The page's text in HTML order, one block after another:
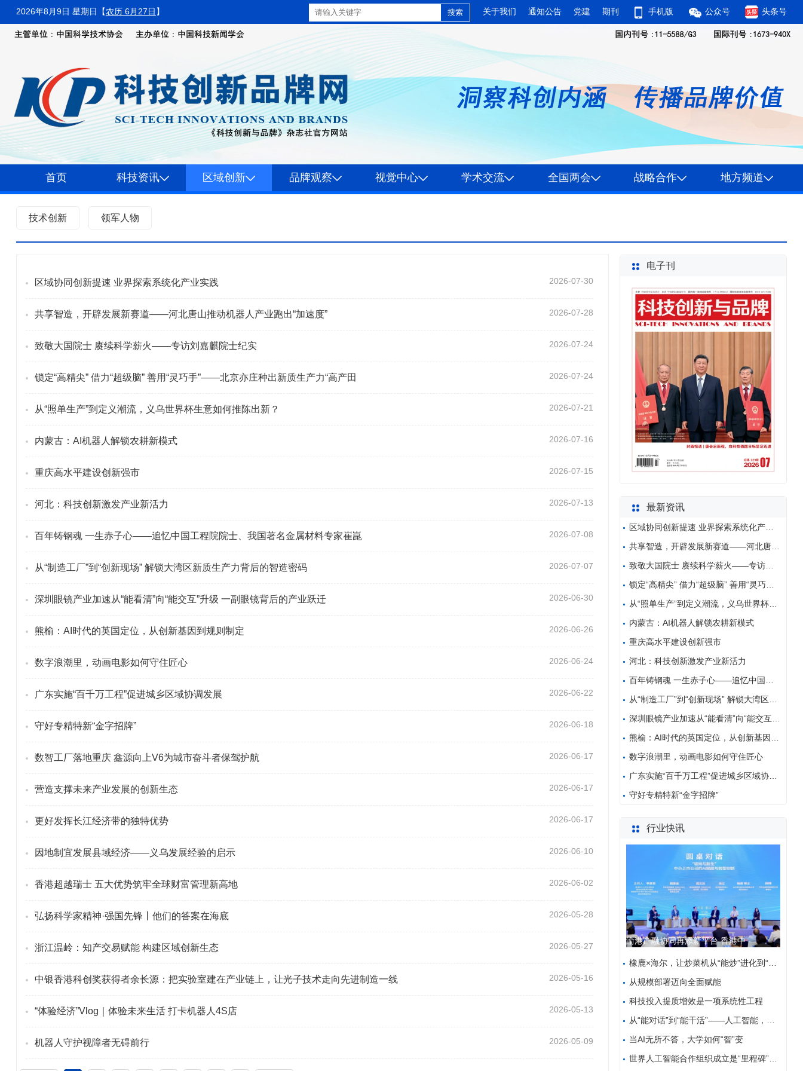
2026年8月9日 星期日 【农历 6月27日 】 关于我们 通知公告 党建 期刊 手机版 公众号 头条号
首页 科技资讯 区域创新 品牌观察 视觉中心 学术交流 全国两会 战略合作 地方频道
技术创新 领军人物
区域协同创新提速 业界探索系统化产业实践 2026-07-30
共享智造，开辟发展新赛道——河北唐山推动机器人产业跑出“加速度” 2026-07-28
致敬大国院士 赓续科学薪火——专访刘嘉麒院士纪实 2026-07-24
锁定“高精尖” 借力“超级脑” 善用“灵巧手”——北京亦庄种出新质生产力“高产田 2026-07-24
从“照单生产”到定义潮流，义乌世界杯生意如何推陈出新？ 2026-07-21
内蒙古：AI机器人解锁农耕新模式 2026-07-16
重庆高水平建设创新强市 2026-07-15
河北：科技创新激发产业新活力 2026-07-13
百年铸钢魂 一生赤子心——追忆中国工程院院士、我国著名金属材料专家崔崑 2026-07-08
从“制造工厂”到“创新现场” 解锁大湾区新质生产力背后的智造密码 2026-07-07
深圳眼镜产业加速从“能看清”向“能交互”升级 一副眼镜背后的产业跃迁 2026-06-30
熊榆：AI时代的英国定位，从创新基因到规则制定 2026-06-26
数字浪潮里，动画电影如何守住匠心 2026-06-24
广东实施“百千万工程”促进城乡区域协调发展 2026-06-22
守好专精特新“金字招牌” 2026-06-18
数智工厂落地重庆 鑫源向上V6为城市奋斗者保驾护航 2026-06-17
营造支撑未来产业发展的创新生态 2026-06-17
更好发挥长江经济带的独特优势 2026-06-17
因地制宜发展县域经济——义乌发展经验的启示 2026-06-10
香港超越瑞士 五大优势筑牢全球财富管理新高地 2026-06-02
弘扬科学家精神·强国先锋丨他们的答案在海底 2026-05-28
浙江温岭：知产交易赋能 构建区域创新生态 2026-05-27
中银香港科创奖获得者余长源：把实验室建在产业链上，让光子技术走向先进制造一线 2026-05-16
“体验经济”Vlog｜体验未来生活 打卡机器人4S店 2026-05-13
机器人守护视障者无碍前行 2026-05-09
电子刊
最新资讯
区域协同创新提速 业界探索系统化产业实践
共享智造，开辟发展新赛道——河北唐山推动机器人产业
致敬大国院士 赓续科学薪火——专访刘嘉麒院士纪实
锁定“高精尖” 借力“超级脑” 善用“灵巧手”——
从“照单生产”到定义潮流，义乌世界杯生意如何推陈出
内蒙古：AI机器人解锁农耕新模式
重庆高水平建设创新强市
河北：科技创新激发产业新活力
百年铸钢魂 一生赤子心——追忆中国工程院院士、我国
从“制造工厂”到“创新现场” 解锁大湾区新质生产力
深圳眼镜产业加速从“能看清”向“能交互”升级 一副
熊榆：AI时代的英国定位，从创新基因到规则制定
数字浪潮里，动画电影如何守住匠心
广东实施“百千万工程”促进城乡区域协调发展
守好专精特新“金字招牌”
行业快讯
渝港产融协同再添新平台 香港中
橡鹿×海尔，让炒菜机从“能炒”进化到“全自动”
从规模部署迈向全面赋能
科技投入提质增效是一项系统性工程
从“能对话”到“能干活”——人工智能，让千行百业大
当AI无所不答，大学如何“智”变
世界人工智能合作组织成立是“里程碑”——访中亚人工